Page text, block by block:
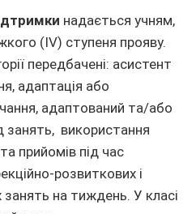
надається учням,
(ІV) ступеня прояву.
передбачені: асистент
адаптація або
адаптований та/або
занять, використання
прийомів під час
розвиткових і
занять на тиждень. У класі